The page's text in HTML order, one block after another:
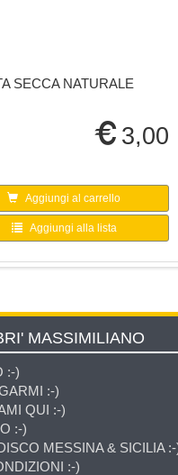
SECCA NATURALE
3,00
Aggiungi al carrello
Aggiungi alla lista
MASSIMILIANO
:-)
:-)
QUI :-)
:-)
MESSINA & SICILIA :-
:-)